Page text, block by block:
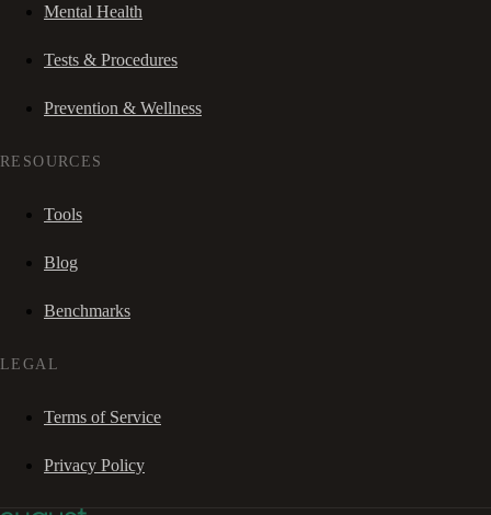
Mental Health
Tests & Procedures
Prevention & Wellness
RESOURCES
Tools
Blog
Benchmarks
LEGAL
Terms of Service
Privacy Policy